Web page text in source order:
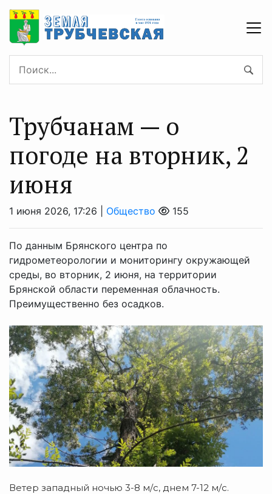
Трубчанам — о
погоде на вторник, 2
июня
1 июня 2026, 17:26 | Общество 155
По данным Брянского центра по
гидрометеорологии и мониторингу окружающей
среды, во вторник, 2 июня, на территории
Брянской области переменная облачность.
Преимущественно без осадков.
Ветер западный ночью 3-8 м/с, днем 7-12 м/с.